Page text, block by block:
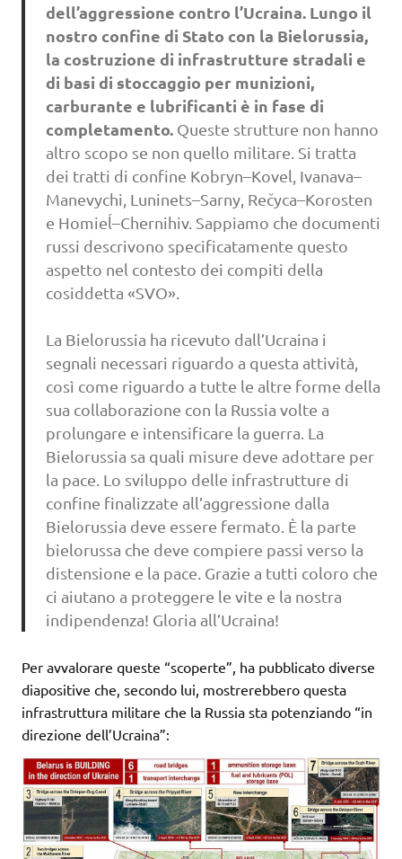
dell’aggressione contro l’Ucraina. Lungo il
nostro confine di Stato con la Bielorussia,
la costruzione di infrastrutture stradali e
di basi di stoccaggio per munizioni,
carburante e lubrificanti è in fase di
completamento.Queste strutture non hanno
altro scopo se non quello militare. Si tratta
dei tratti di confine Kobryn–Kovel, Ivanava–
Manevychi, Luninets–Sarny, Rečyca–Korosten
e Homieĺ–Chernihiv. Sappiamo che documenti
russi descrivono specificatamente questo
aspetto nel contesto dei compiti della
cosiddetta «SVO».
La Bielorussia ha ricevuto dall’Ucraina i
segnali necessari riguardo a questa attività,
così come riguardo a tutte le altre forme della
sua collaborazione con la Russia volte a
prolungare e intensificare la guerra. La
Bielorussia sa quali misure deve adottare per
la pace. Lo sviluppo delle infrastrutture di
confine finalizzate all’aggressione dalla
Bielorussia deve essere fermato. È la parte
bielorussa che deve compiere passi verso la
distensione e la pace. Grazie a tutti coloro che
ci aiutano a proteggere le vite e la nostra
indipendenza! Gloria all’Ucraina!
Per avvalorare queste “scoperte”, ha pubblicato diverse
diapositive che, secondo lui, mostrerebbero questa
infrastruttura militare che la Russia sta potenziando “in
direzione dell’Ucraina”: